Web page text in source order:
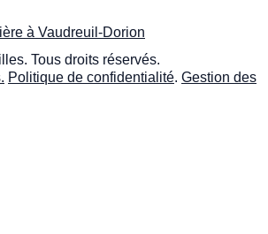
à Vaudreuil-Dorion
Tous droits réservés.
Politique de confidentialité. Gestion des